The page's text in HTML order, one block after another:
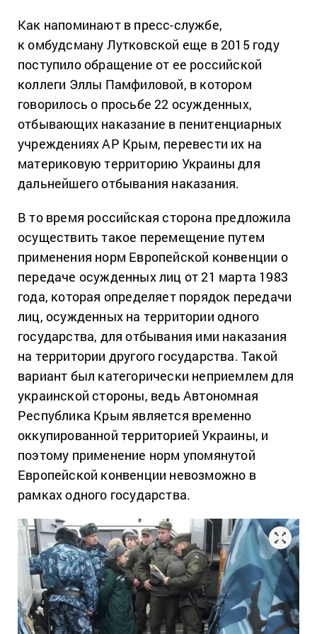
Как напоминают в пресс-службе,
к омбудсману Лутковской еще в 2015 году
поступило обращение от ее российской
коллеги Эллы Памфиловой, в котором
говорилось о просьбе 22 осужденных,
отбывающих наказание в пенитенциарных
учреждениях АР Крым, перевести их на
материковую территорию Украины для
дальнейшего отбывания наказания.
В то время российская сторона предложила
осуществить такое перемещение путем
применения норм Европейской конвенции о
передаче осужденных лиц от 21 марта 1983
года, которая определяет порядок передачи
лиц, осужденных на территории одного
государства, для отбывания ими наказания
на территории другого государства. Такой
вариант был категорически неприемлем для
украинской стороны, ведь Автономная
Республика Крым является временно
оккупированной территорией Украины, и
поэтому применение норм упомянутой
Европейской конвенции невозможно в
рамках одного государства.